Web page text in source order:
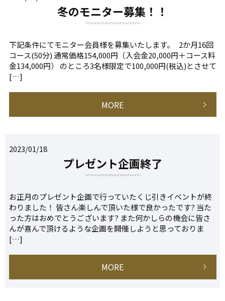
冬のモニター募集！！
下記条件にてモニター会員様を募集いたします。 2か月16回
コース(50分) 通常価格154,000円（入会金20,000円＋コース料
金134,000円） のところ3名様限定で100,000円(税込)とさせて
[…]
MORE
2023/01/18
プレゼント企画終了
お正月のプレゼント企画で行っていたくじ引きイベントが終
わりました！ 皆さん楽しんで頂いた様で良かったです? 当た
った方はおめでとうございます? また何かしらの機会に皆さ
んが喜んで頂けるような企画を開催しようと思っておりま
[…]
MORE